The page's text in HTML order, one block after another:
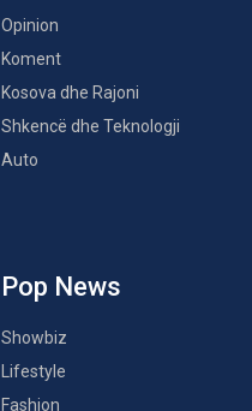
Opinion
Koment
Kosova dhe Rajoni
Shkencë dhe Teknologji
Auto
Pop News
Showbiz
Lifestyle
Fashion